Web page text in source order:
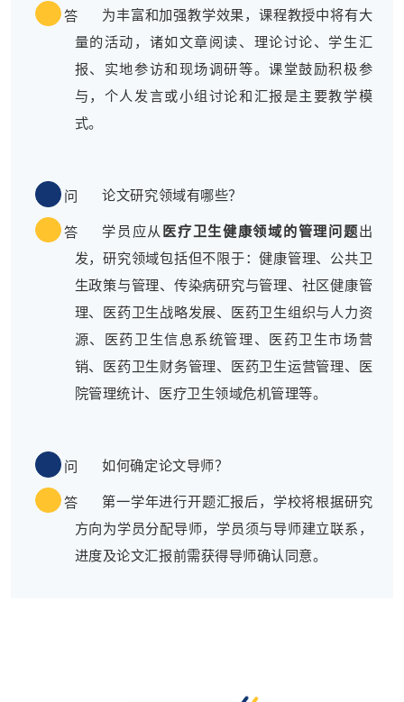
答
为丰富和加强教学效果，课程教授中将有大
量的活动，诸如文章阅读、理论讨论、学生汇
报、实地参访和现场调研等。课堂鼓励积极参
与，个人发言或小组讨论和汇报是主要教学模
式。
问 论文研究领域有哪些？
答 学员应从 医疗卫生健康领域的管理问题出
发，研究领域包括但不限于：健康管理、公共卫
生政策与管理、传染病研究与管理、社区健康管
理、医药卫生战略发展、医药卫生组织与人力资
源、医药卫生信息系统管理、医药卫生市场营
销、医药卫生财务管理、医药卫生运营管理、医
院管理统计、医疗卫生领域危机管理等。
问 如何确定论文导师？
答
第一学年进行开题汇报后，学校将根据研究
方向为学员分配导师，学员须与导师建立联系，
进度及论文汇报前需获得导师确认同意。